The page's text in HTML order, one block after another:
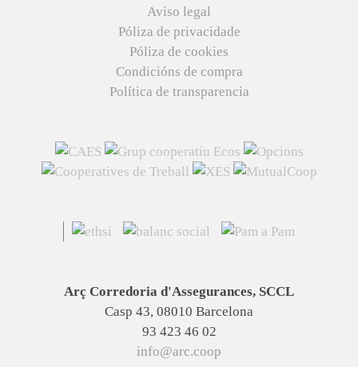
Aviso legal
Póliza de privacidade
Póliza de cookies
Condicións de compra
Política de transparencia
Arç Corredoria d'Assegurances, SCCL
Casp 43, 08010 Barcelona
93 423 46 02
info@arc.coop